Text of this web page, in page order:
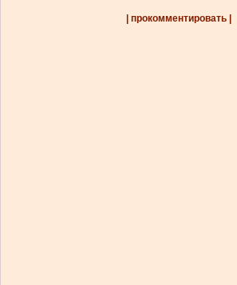
| прокомментировать |